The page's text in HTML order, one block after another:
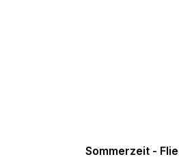
Sommerzeit -